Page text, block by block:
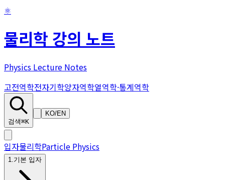
⚛
물리학 강의 노트
Physics Lecture Notes
고전역학전자기학양자역학열역학·통계역학
검색⌘K
KO/EN
입자물리학Particle Physics
1 기본 입자